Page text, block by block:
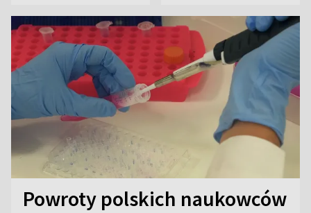
Powroty polskich naukowców